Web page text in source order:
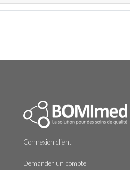
Connexion client
Demander un compte